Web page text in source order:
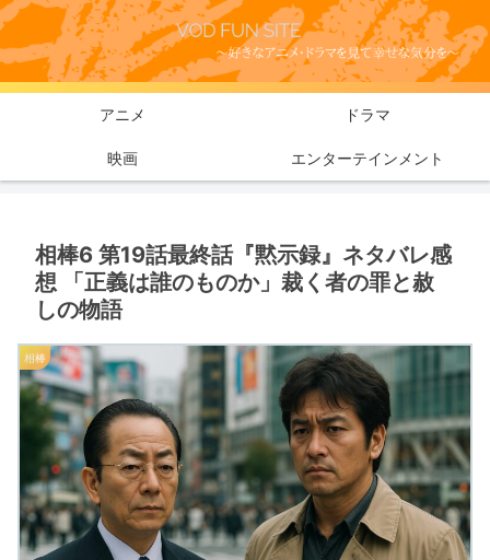
アニメ ドラマ
映画 エンターテインメント
相棒6 第19話最終話『黙示録』ネタバレ感
想 「正義は誰のものか」裁く者の罪と赦
しの物語
相棒